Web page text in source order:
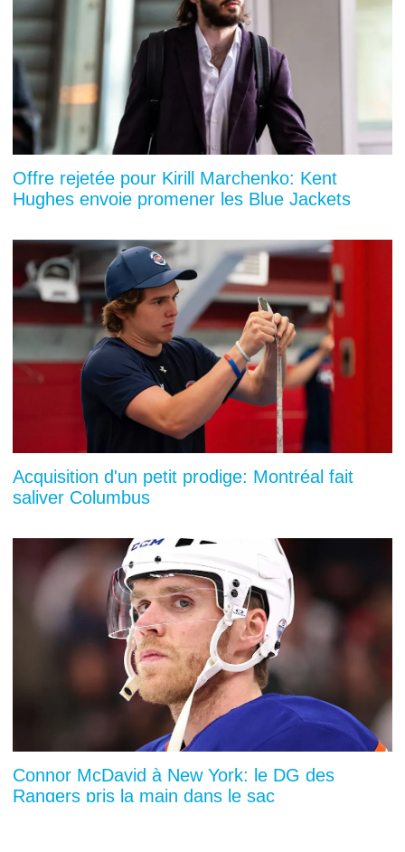
Offre rejetée pour Kirill Marchenko: Kent
Hughes envoie promener les Blue Jackets
Acquisition d'un petit prodige: Montréal fait
saliver Columbus
Connor McDavid à New York: le DG des
Rangers pris la main dans le sac